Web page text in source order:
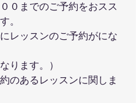
０までのご予約をおスス
。
にレッスンのご予約がにな
ります。）
のあるレッスンに関しま